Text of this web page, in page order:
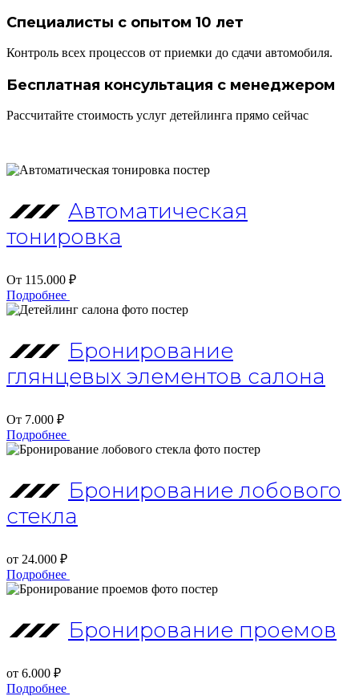
Специалисты с опытом 10 лет
Контроль всех процессов от приемки до сдачи автомобиля.
Бесплатная консультация с менеджером
Рассчитайте стоимость услуг детейлинга прямо сейчас
Автоматическая
тонировка
От 115.000 ₽
Подробнее
Бронирование
глянцевых элементов салона
От 7.000 ₽
Подробнее
Бронирование лобового
стекла
от 24.000 ₽
Подробнее
Бронирование проемов
от 6.000 ₽
Подробнее